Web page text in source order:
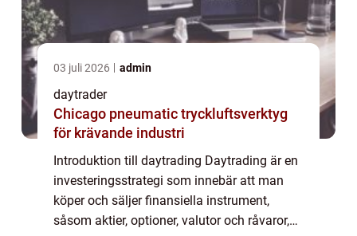
03 juli 2026 admin
daytrader
Chicago pneumatic tryckluftsverktyg
för krävande industri
Introduktion till daytrading Daytrading är en
investeringsstrategi som innebär att man
köper och säljer finansiella instrument,
såsom aktier, optioner, valutor och råvaror,